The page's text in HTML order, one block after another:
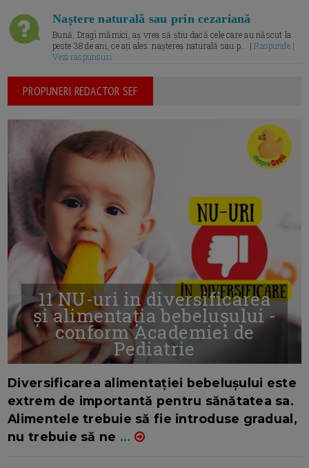
Naștere naturală sau prin cezariană
Bună, Dragi mămici, aș vrea să știu dacă cele care au născut la
peste 38 de ani, ce ați ales: nașterea naturală sau p... |Raspunde |
Vezi raspunsuri
PROPUNERI REDACTOR SEF
11 NU-uri in diversificarea
și alimentația bebelușului -
conform Academiei de
Pediatrie
Diversificarea alimentației bebelușului este
extrem de importantă pentru sănătatea sa.
Alimentele trebuie să fie introduse gradual,
nu trebuie să ne ...